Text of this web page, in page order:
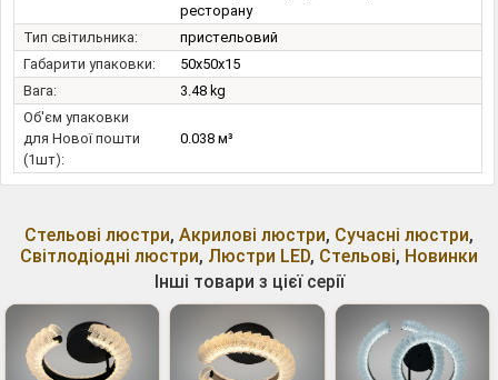
ресторану
Тип світильника:
пристельовий
Габарити упаковки:
50x50x15
Вага:
3.48 kg
Об'єм упаковки
для Нової пошти
(1шт):
0.038 м³
Стельові люстри, Акрилові люстри, Сучасні люстри,
Світлодіодні люстри, Люстри LED, Стельові, Новинки
Інші товари з цієї серії